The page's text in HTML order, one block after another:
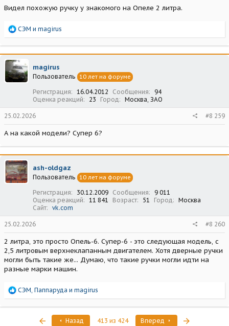
Видел похожую ручку у знакомого на Опеле 2 литра.
Р
а
к
ц
и
и
СЭМ и magirus
magirus
Пользователь 10 лет на форуме
Регистрация 16.04.2012 Сообщения
94
Оценка реакций
23 Город Москва, ЗАО
25.02.2026 #8 259
А на какой модели? Супер 6?
ash-oldgaz
Пользователь 10 лет на форуме
Регистрация 30.12.2009 Сообщения
9 011
Оценка реакций
11 841 Возраст 51 Город
Москва
Сайт
vk.com
25.02.2026 #8 260
2 литра, это просто Опель-6. Супер-6 - это следующая модель, с
2,5 литровым верхнеклапанным двигателем. Хотя дверные ручки
могли быть такие же... Думаю, что такие ручки могли идти на
разные марки машин.
Р
а
СЭМ, Паппаруда и magirus
ПервыйНазад 413 из 424 Вперед